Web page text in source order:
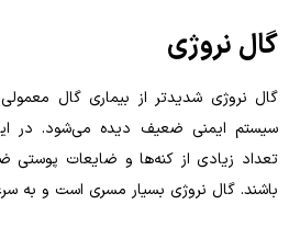
گال نروژی
گال نروژی شدیدتر از بیماری گال
سیستم ایمنی ضعیف دیده می‌شود. در
تعداد زیادی از کنه‌ها و ضایعات پوستی
باشند. گال نروژی بسیار مسری است و به